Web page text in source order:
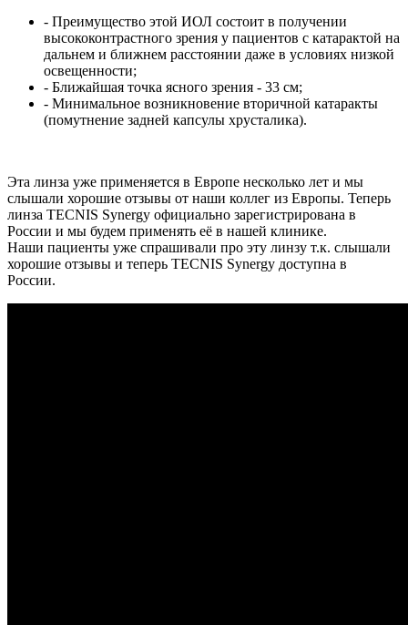
- Преимущество этой ИОЛ состоит в получении
высококонтрастного зрения у пациентов с катарактой на
дальнем и ближнем расстоянии даже в условиях низкой
освещенности;
- Ближайшая точка ясного зрения - 33 см;
- Минимальное возникновение вторичной катаракты
(помутнение задней капсулы хрусталика).
Эта линза уже применяется в Европе несколько лет и мы
слышали хорошие отзывы от наши коллег из Европы. Теперь
линза TECNIS Synergy официально зарегистрирована в
России и мы будем применять её в нашей клинике.
Наши пациенты уже спрашивали про эту линзу т.к. слышали
хорошие отзывы и теперь TECNIS Synergy доступна в
России.